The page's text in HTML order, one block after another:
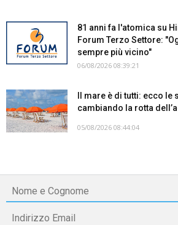
81 anni fa l'atomica su
Forum Terzo Settore:
sempre più vicino"
06/08/2026 08:39:21
Il mare è di tutti: ecco le
cambiando la rotta
05/08/2026 08:44:04